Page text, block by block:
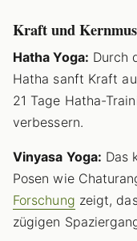
Kraft und
Hatha Yoga: Durch
Hatha sanft Kraft
21 Tage Hatha-
verbessern.
Vinyasa Yoga: Das
Posen wie
Forschung zeigt,
zügigen